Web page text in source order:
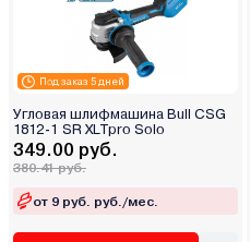
Под заказ 5 дней
Угловая шлифмашина Bull CSG
1812-1 SR XLTpro Solo
349.00 руб.
380.41 руб.
от 9 руб. руб./мес.